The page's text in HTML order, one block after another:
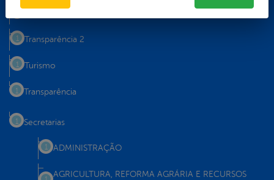
Transparência 2
Turismo
Transparência
Secretarias
ADMINISTRAÇÃO
AGRICULTURA, REFORMA AGRÁRIA E RECURSOS